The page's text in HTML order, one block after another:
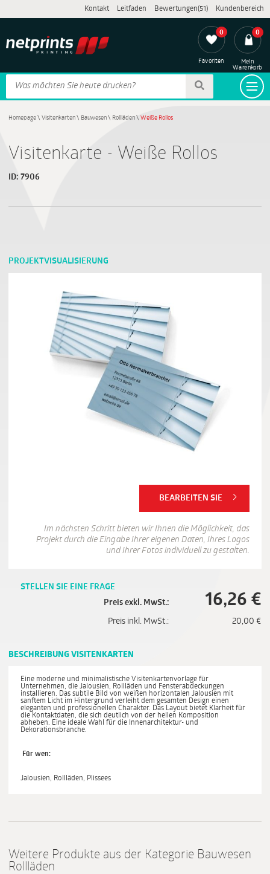
Kontakt Leitfaden Bewertungen(51) Kundenbereich
0
Favoriten
0
Mein
Warenkorb
Homepage\ Visitenkarten\ Bauwesen\ Rollläden\ Weiße Rollos
Visitenkarte - Weiße Rollos
ID: 7906
PROJEKTVISUALISIERUNG
BEARBEITEN SIE
Im nächsten Schritt bieten wir Ihnen die Möglichkeit, das
Projekt durch die Eingabe Ihrer eigenen Daten, Ihres Logos
und Ihrer Fotos individuell zu gestalten.
STELLEN SIE EINE FRAGE
Preis exkl. MwSt.:
16,26 €
Preis inkl. MwSt.: 20,00 €
BESCHREIBUNG VISITENKARTEN
Eine moderne und minimalistische Visitenkartenvorlage für
Unternehmen, die Jalousien, Rollläden und Fensterabdeckungen
installieren. Das subtile Bild von weißen horizontalen Jalousien mit
sanftem Licht im Hintergrund verleiht dem gesamten Design einen
eleganten und professionellen Charakter. Das Layout bietet Klarheit für
die Kontaktdaten, die sich deutlich von der hellen Komposition
abheben. Eine ideale Wahl für die Innenarchitektur- und
Dekorationsbranche.
Für wen:
Jalousien, Rollläden, Plissees
Weitere Produkte aus der Kategorie Bauwesen
Rollläden